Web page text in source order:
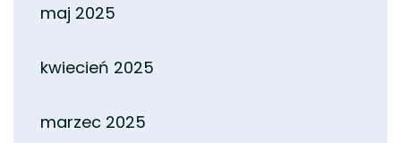
maj 2025
kwiecień 2025
marzec 2025